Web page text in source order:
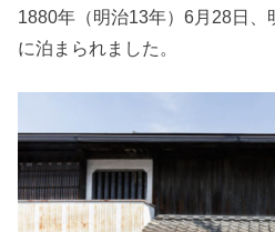
1880年（明治13年）6月28日、
に泊まられました。